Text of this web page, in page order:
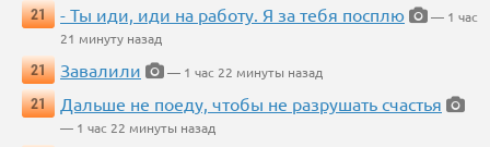
21 - Ты иди, иди на работу. Я за тебя посплю
— 1 час
21 минуту назад
21
Завалили
— 1 час 22 минуты назад
21
Дальше не поеду, чтобы не разрушать счастья
— 1 час 22 минуты назад